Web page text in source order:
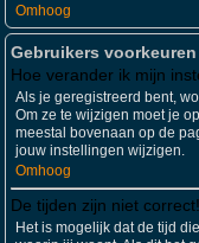
Omhoog
Gebruikers
Hoe verander ik mijn
Als je geregistreerd bent,
Om ze te wijzigen moet je
meestal bovenaan op de
jouw instellingen wijzigen.
Omhoog
De tijden zijn niet correct!
Het is mogelijk dat de tijd